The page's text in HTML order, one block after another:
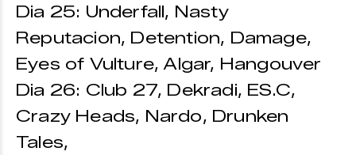
Dia 25: Underfall, Nasty
Reputacion, Detention, Damage,
Eyes of Vulture, Algar, Hangouver
Dia 26: Club 27, Dekradi, ES.C,
Crazy Heads, Nardo, Drunken
Tales,